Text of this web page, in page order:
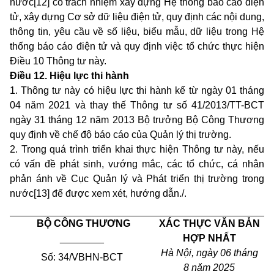
nước[12] có trách nhiệm xây dựng Hệ thống báo cáo điện
tử, xây dựng Cơ sở dữ liệu điện tử, quy định các nội dung,
thông tin, yêu cầu về số liệu, biểu mẫu, dữ liệu trong Hệ
thống báo cáo điện tử và quy định việc tổ chức thực hiện
Điều 10 Thông tư này.
Điều 12. Hiệu lực thi hành
1. Thông tư này có hiệu lực thi hành kể từ ngày 01 tháng
04 năm 2021 và thay thế Thông tư số 41/2013/TT-BCT
ngày 31 tháng 12 năm 2013 Bộ trưởng Bộ Công Thương
quy định về chế độ báo cáo của Quản lý thị trường.
2. Trong quá trình triển khai thực hiện Thông tư này, nếu
có vấn đề phát sinh, vướng mắc, các tổ chức, cá nhân
phản ánh về Cục Quản lý và Phát triển thị trường trong
nước[13] để được xem xét, hướng dẫn./.
BỘ CÔNG THƯƠNG
Số: 34/VBHN-BCT
XÁC THỰC VĂN BẢN
HỢP NHẤT
Hà Nội, ngày 06 tháng
8 năm 2025